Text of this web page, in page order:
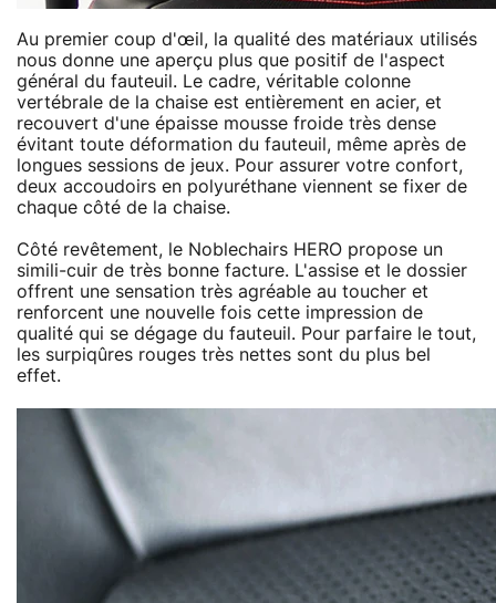
Au premier coup d'œil, la qualité des matériaux utilisés
nous donne une aperçu plus que positif de l'aspect
général du fauteuil. Le cadre, véritable colonne
vertébrale de la chaise est entièrement en acier, et
recouvert d'une épaisse mousse froide très dense
évitant toute déformation du fauteuil, même après de
longues sessions de jeux. Pour assurer votre confort,
deux accoudoirs en polyuréthane viennent se fixer de
chaque côté de la chaise.
Côté revêtement, le Noblechairs HERO propose un
simili-cuir de très bonne facture. L'assise et le dossier
offrent une sensation très agréable au toucher et
renforcent une nouvelle fois cette impression de
qualité qui se dégage du fauteuil. Pour parfaire le tout,
les surpiqûres rouges très nettes sont du plus bel
effet.